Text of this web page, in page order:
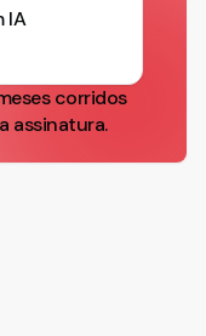
IA
corridos
assinatura.